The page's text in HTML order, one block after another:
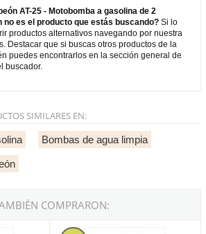
AT-25 - Motobomba a gasolina de 2
no es el producto que estás buscando? Si lo
productos alternativos navegando por nuestra
Destacar que si buscas otros productos de la
puedes encontrarlos en la sección general de
buscador.
SIMILARES EN:
Bombas de agua limpia
COMPRARON:
Motobomba a gasolina de 2 tiempos 32m y
Campeón MRW-80 -